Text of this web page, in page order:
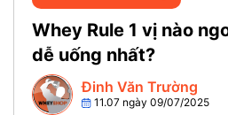
Whey Rule 1 vị nào
dễ uống nhất?
Đinh Văn Trường
11.07 ngày 09/07/2025